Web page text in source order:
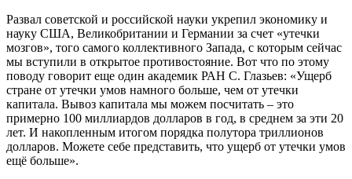
Развал советской и российской науки укрепил экономику и
науку США, Великобритании и Германии за счет «утечки
мозгов», того самого коллективного Запада, с которым сейчас
мы вступили в открытое противостояние. Вот что по этому
поводу говорит еще один академик РАН С. Глазьев: «Ущерб
стране от утечки умов намного больше, чем от утечки
капитала. Вывоз капитала мы можем посчитать – это
примерно 100 миллиардов долларов в год, в среднем за эти 20
лет. И накопленным итогом порядка полутора триллионов
долларов. Можете себе представить, что ущерб от утечки умов
ещё больше».